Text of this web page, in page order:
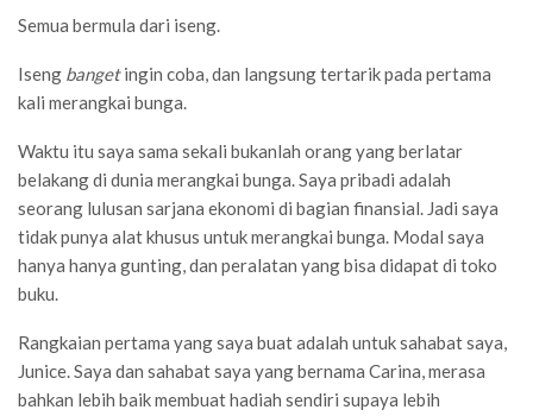
Semua bermula dari iseng.
Iseng bangetingin coba, dan langsung tertarik pada pertama
kali merangkai bunga.
Waktu itu saya sama sekali bukanlah orang yang berlatar
belakang di dunia merangkai bunga. Saya pribadi adalah
seorang lulusan sarjana ekonomi di bagian finansial. Jadi saya
tidak punya alat khusus untuk merangkai bunga. Modal saya
hanya hanya gunting, dan peralatan yang bisa didapat di toko
buku.
Rangkaian pertama yang saya buat adalah untuk sahabat saya,
Junice. Saya dan sahabat saya yang bernama Carina, merasa
bahkan lebih baik membuat hadiah sendiri supaya lebih